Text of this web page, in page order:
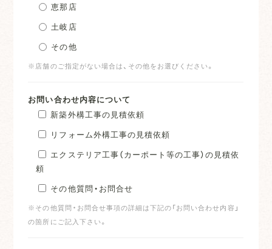
恵那店
土岐店
その他
※店舗のご指定がない場合は、その他をお選びください。
お問い合わせ内容について
新築外構工事の見積依頼
リフォーム外構工事の見積依頼
エクステリア工事（カーポート等の工事）の見積依
頼
その他質問・お問合せ
※その他質問・お問合せ事項の詳細は下記の「お問い合わせ内容」
の箇所にご記入下さい。